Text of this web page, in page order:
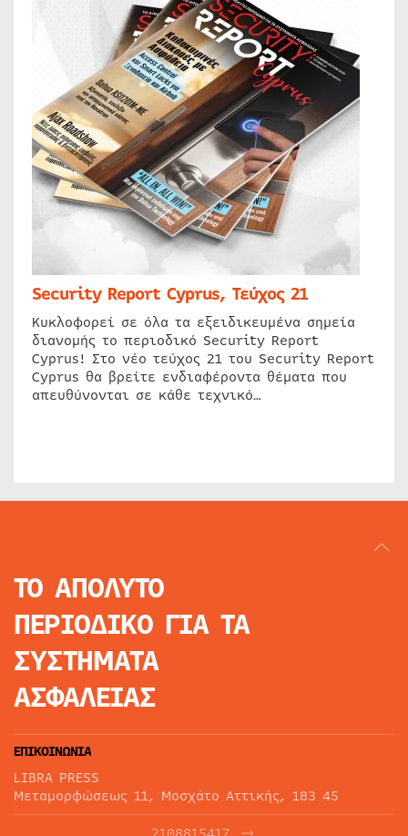
Security Report Cyprus, Τεύχος 21
Κυκλοφορεί σε όλα τα εξειδικευμένα σημεία
διανομής το περιοδικό Security Report
Cyprus! Στο νέο τεύχος 21 του Security Report
Cyprus θα βρείτε ενδιαφέροντα θέματα που
απευθύνονται σε κάθε τεχνικό…
ΤΟ ΑΠΟΛΥΤΟ
ΠΕΡΙΟΔΙΚΟ ΓΙΑ ΤΑ
ΣΥΣΤΗΜΑΤΑ
ΑΣΦΑΛΕΙΑΣ
ΕΠΙΚΟΙΝΩΝΙΑ
LIBRA PRESS
Μεταμορφώσεως 11, Μοσχάτο Αττικής, 183 45